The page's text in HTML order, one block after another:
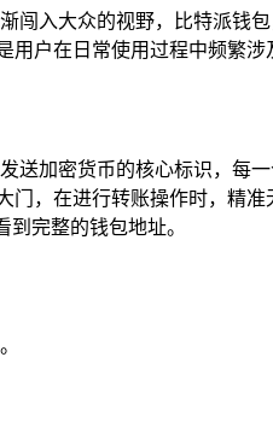
闯入大众的视野，比特派钱
户在日常使用过程中频繁
送加密货币的核心标识，每
，在进行转账操作时，精
完整的钱包地址。